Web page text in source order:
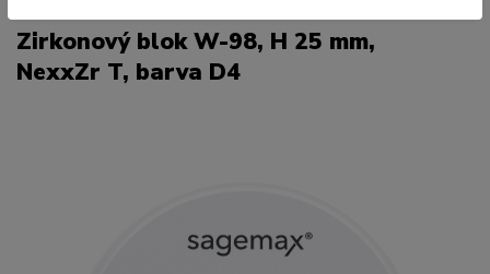
Zirkonový blok W-98, H 25 mm,
NexxZr T, barva D4